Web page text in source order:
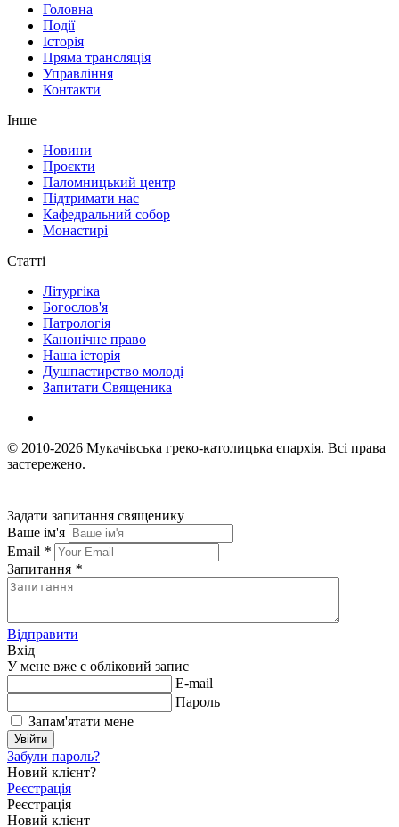
Головна
Події
Історія
Пряма трансляція
Управління
Контакти
Інше
Новини
Проєкти
Паломницький центр
Підтримати нас
Кафедральний собор
Монастирі
Статті
Літургіка
Богослов'я
Патрологія
Канонічне право
Наша історія
Душпастирство молоді
Запитати Священика
© 2010-2026 Мукачівська греко-католицька єпархія. Всі права
застережено.
Задати запитання священику
Ваше ім'я
Email *
Запитання *
Відправити
Вхід
У мене вже є обліковий запис
E-mail
Пароль
Запам'ятати мене
Увійти
Забули пароль?
Новий клієнт?
Реєстрація
Реєстрація
Новий клієнт